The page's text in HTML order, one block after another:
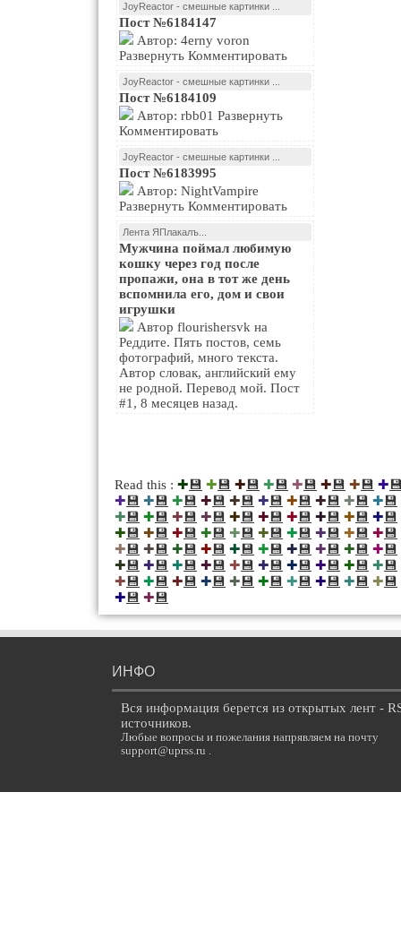
JoyReactor - смешные картинки ...
Пост №6184147
Развернуть Комментировать
JoyReactor - смешные картинки ...
Пост №6184109
Комментировать
JoyReactor - смешные картинки ...
Пост №6183995
Развернуть Комментировать
Лента ЯПлакалъ...
Мужчина поймал любимую
кошку через год после
пропажи, она в тот же день
вспомнила его, дом и свои
игрушки
Реддите. Пять постов, семь
фотографий, много текста.
Автор словак, английский ему
не родной. Перевод мой. Пост
#1, 8 месяцев назад.
Read this : ✚💾 ✚💾 ✚💾 ✚💾 ✚💾 ✚💾 ✚💾 ✚
✚💾 ✚💾 ✚💾 ✚💾 ✚💾 ✚💾 ✚💾 ✚💾 ✚💾 ✚💾
✚💾 ✚💾 ✚💾 ✚💾 ✚💾 ✚💾 ✚💾 ✚💾 ✚💾 ✚💾
✚💾 ✚💾 ✚💾 ✚💾 ✚💾 ✚💾 ✚💾 ✚💾 ✚💾 ✚💾
✚💾 ✚💾 ✚💾 ✚💾 ✚💾 ✚💾 ✚💾 ✚💾 ✚💾 ✚💾
✚💾 ✚💾 ✚💾 ✚💾 ✚💾 ✚💾 ✚💾 ✚💾 ✚💾 ✚💾
✚💾 ✚💾 ✚💾 ✚💾 ✚💾 ✚💾 ✚💾 ✚💾 ✚💾 ✚💾
✚💾 ✚💾
ИНФО
Вся информация берется из открытых лент -
источников.
Любые вопросы и пожелания напрявляем на почту
support@uprss.ru .